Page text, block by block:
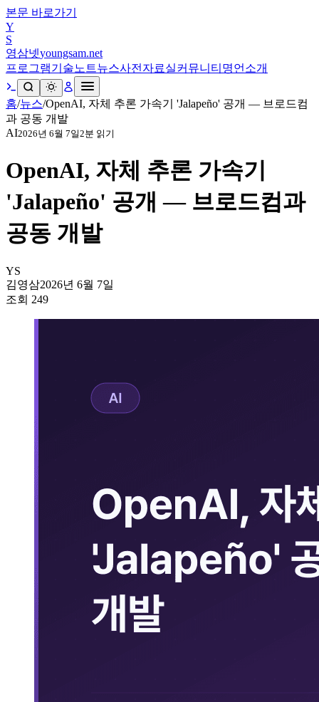
본문 바로가기
Y
S
영삼넷youngsam.net
프로그램기술노트뉴스사전 자료실커뮤니티 명언 소개
홈/뉴스/OpenAI, 자체 추론 가속기 'Jalapeño' 공개 — 브로드컴
과 공동 개발
AI2026년 6월 7일2분 읽기
OpenAI, 자체 추론 가속기
'Jalapeño' 공개 — 브로드컴과
공동 개발
YS
김영삼2026년 6월 7일
조회 249